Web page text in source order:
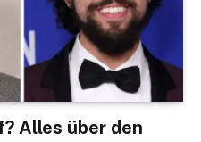
Alles über den